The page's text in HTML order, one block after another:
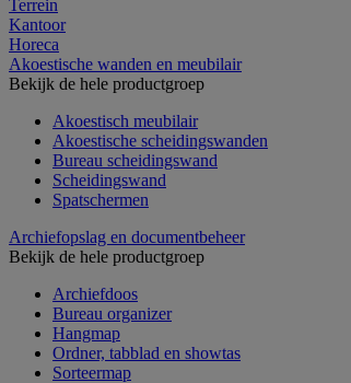
Terrein
Kantoor
Horeca
Akoestische wanden en meubilair
Bekijk de hele productgroep
Akoestisch meubilair
Akoestische scheidingswanden
Bureau scheidingswand
Scheidingswand
Spatschermen
Archiefopslag en documentbeheer
Bekijk de hele productgroep
Archiefdoos
Bureau organizer
Hangmap
Ordner, tabblad en showtas
Sorteermap